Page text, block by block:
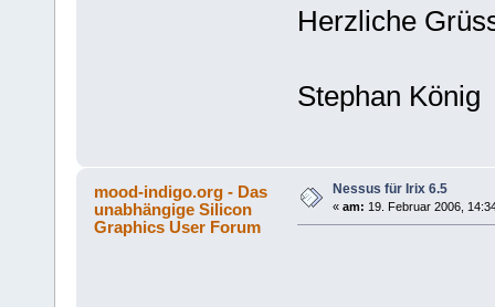
Herzliche
Stephan König
mood-indigo.org - Das
unabhängige Silicon
Graphics User Forum
Nessus für Irix 6.5
« am: 19. Februar 2006,